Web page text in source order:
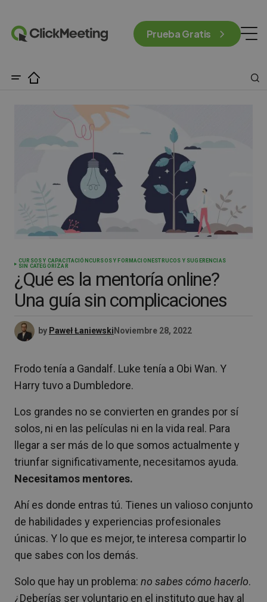
Prueba Gratis
CURSOS Y CAPACITACIÓN CURSOS Y FORMACIONESTRUCOS Y SUGERENCIAS
SIN CATEGORIZAR
¿Qué es la mentoría online?
Una guía sin complicaciones
by Paweł Łaniewski Noviembre 28, 2022
Frodo tenía a Gandalf. Luke tenía a Obi Wan. Y
Harry tuvo a Dumbledore.
Los grandes no se convierten en grandes por sí
solos, ni en las películas ni en la vida real. Para
llegar a ser más de lo que somos actualmente y
triunfar significativamente, necesitamos ayuda.
Necesitamos mentores.
Ahí es donde entras tú. Tienes un valioso conjunto
de habilidades y experiencias profesionales
únicas. Y lo que es mejor, te interesa compartir lo
que sabes con los demás.
Solo que hay un problema: no sabes cómo hacerlo.
¿Deberías ser voluntario en el instituto que hay al